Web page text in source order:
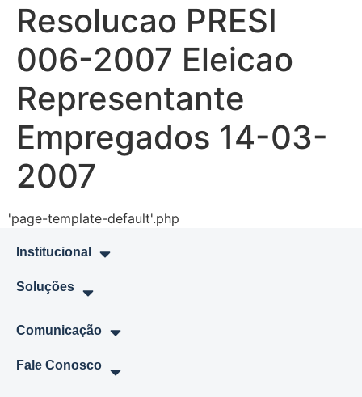
Resolucao PRESI
006-2007 Eleicao
Representante
Empregados 14-03-
2007
'page-template-default'.php
Institucional
Soluções
Comunicação
Fale Conosco